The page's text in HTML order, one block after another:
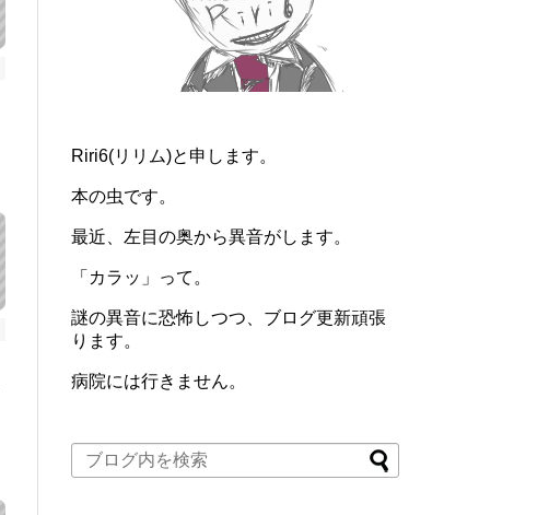
Riri6(リリム)と申します。
本の虫です。
最近、左目の奥から異音がします。
「カラッ」って。
謎の異音に恐怖しつつ、ブログ更新頑張
ります。
病院には行きません。